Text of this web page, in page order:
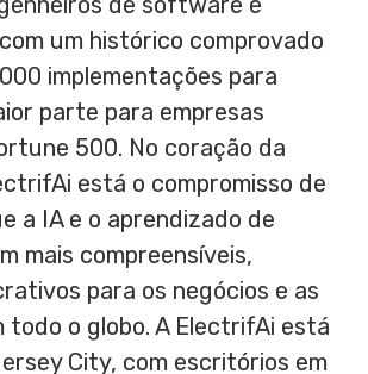
um histórico comprovado
implementações para
parte para empresas
500. No coração da
está o compromisso de
a IA e o aprendizado de
mais compreensíveis,
para os negócios e as
todo o globo. A ElectrifAi está
City, com escritórios em